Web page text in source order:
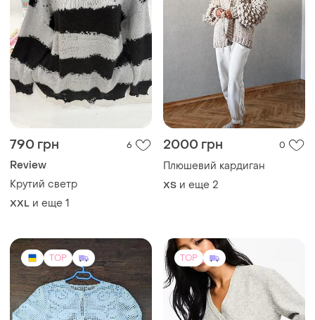
790 грн 6
Review
Крутий светр
XXL и еще 1
2000 грн 0
Плюшевий кардиган
ХS и еще 2
TOP TOP